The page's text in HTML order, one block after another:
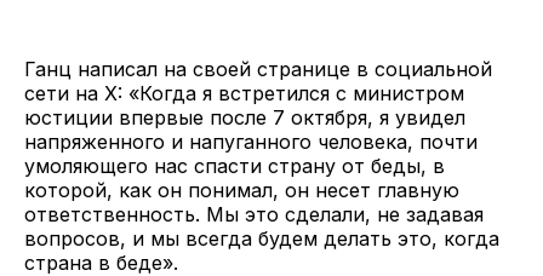
Ганц написал на своей странице в социальной
сети на X: «Когда я встретился с министром
юстиции впервые после 7 октября, я увидел
напряженного и напуганного человека, почти
умоляющего нас спасти страну от беды, в
которой, как он понимал, он несет главную
ответственность. Мы это сделали, не задавая
вопросов, и мы всегда будем делать это, когда
страна в беде».